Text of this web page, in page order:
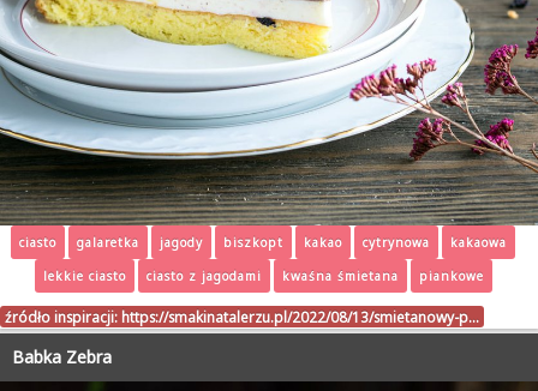
ciasto galaretka jagody biszkopt kakao cytrynowa
kakaowa
lekkie ciasto
ciasto z jagodami kwaśna śmietana piankowe
źródło inspiracji: https://smakinatalerzu.pl/2022/08/13/smietanowy-p…
Babka Zebra